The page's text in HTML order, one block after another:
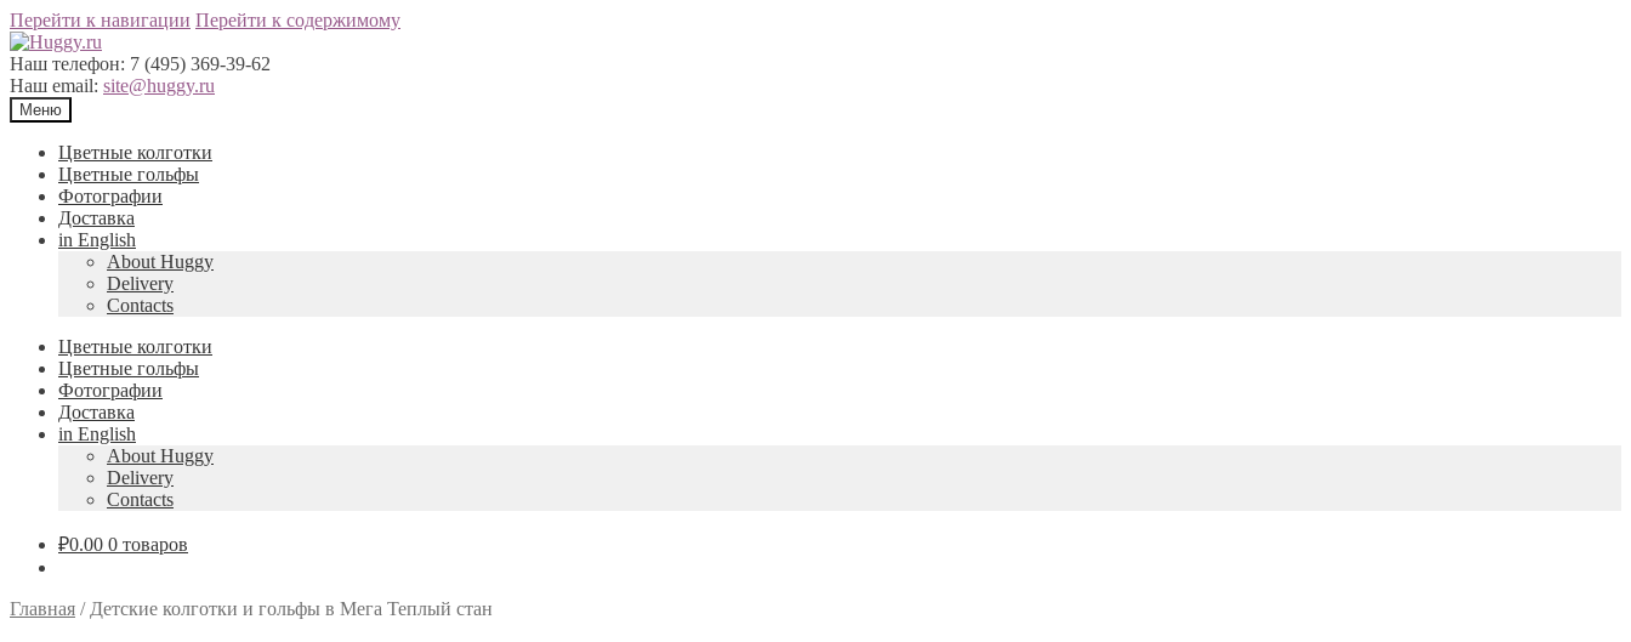
Перейти к навигации Перейти к содержимому
Наш телефон: 7 (495) 369-39-62
Наш email: site@huggy.ru
Меню
Цветные колготки
Цветные гольфы
Фотографии
Доставка
in English
About Huggy
Delivery
Contacts
Цветные колготки
Цветные гольфы
Фотографии
Доставка
in English
About Huggy
Delivery
Contacts
₽0.00 0 товаров
Главная / Детские колготки и гольфы в Мега Теплый стан